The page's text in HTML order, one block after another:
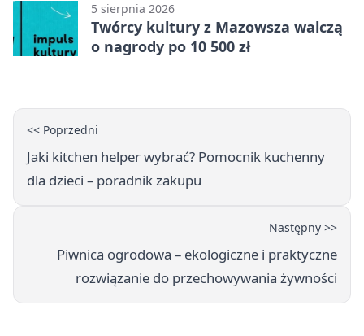
5 sierpnia 2026
Twórcy kultury z Mazowsza walczą
o nagrody po 10 500 zł
<< Poprzedni
Jaki kitchen helper wybrać? Pomocnik kuchenny
dla dzieci – poradnik zakupu
Następny >>
Piwnica ogrodowa – ekologiczne i praktyczne
rozwiązanie do przechowywania żywności